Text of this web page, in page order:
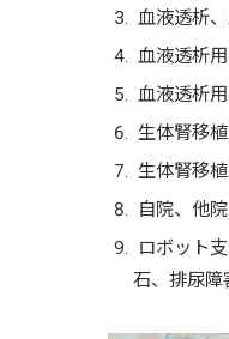
血液透析
血液透析
血液透析
生体腎移
生体腎移
自院、他
ロボット
石、排尿障